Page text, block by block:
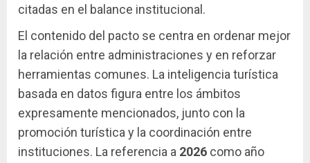
citadas en el balance institucional.
El contenido del pacto se centra en ordenar mejor
la relación entre administraciones y en reforzar
herramientas comunes. La inteligencia turística
basada en datos figura entre los ámbitos
expresamente mencionados, junto con la
promoción turística y la coordinación entre
instituciones. La referencia a 2026 como año